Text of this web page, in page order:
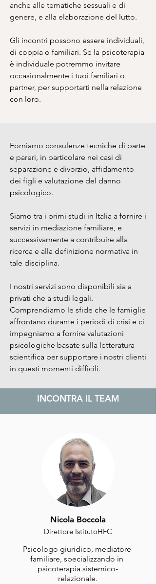
anche alle tematiche sessuali e di
genere, e alla elaborazione del lutto.
Gli incontri possono essere individuali,
di coppia o familiari. Se la psicoterapia
è individuale potremmo invitare
occasionalmente i tuoi familiari o
partner, per supportarti nella relazione
con loro.​
Forniamo consulenze tecniche di parte
e pareri, in particolare nei casi di
separazione e divorzio, affidamento
dei figli e valutazione del danno
psicologico.
Siamo tra i primi studi in Italia a fornire i
servizi in mediazione familiare, e
successivamente a contribuire alla
ricerca e alla definizione normativa in
tale disciplina.
I nostri servizi sono disponibili sia a
privati che a studi legali.
Comprendiamo le sfide che le famiglie
affrontano durante i periodi di crisi e ci
impegniamo a fornire valutazioni
psicologiche basate sulla letteratura
scientifica per supportare i nostri clienti
in questi momenti difficili.
INCONTRA IL TEAM
Nicola Boccola
Direttore IstitutoHFC
Psicologo giuridico, mediatore
familiare, specializzando in
psicoterapia sistemico-
relazionale.